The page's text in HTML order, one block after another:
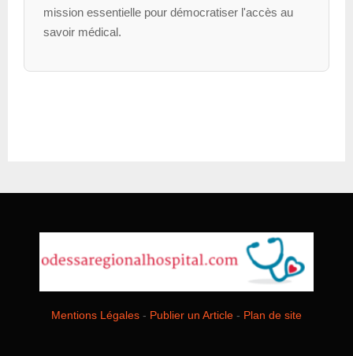
mission essentielle pour démocratiser l'accès au
savoir médical.
Mentions Légales - Publier un Article - Plan de site